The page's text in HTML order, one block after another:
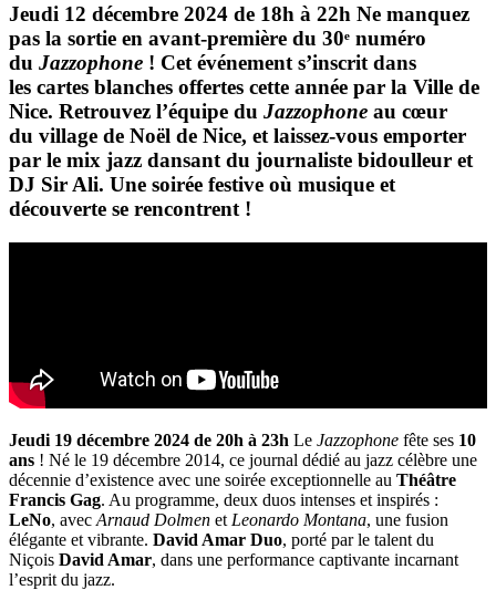
Jeudi 12 décembre 2024 de 18h à 22h Ne manquez
pas la sortie en avant-première du 30ᵉ numéro
du Jazzophone ! Cet événement s’inscrit dans
les cartes blanches offertes cette année par la Ville de
Nice. Retrouvez l’équipe du Jazzophone au cœur
du village de Noël de Nice, et laissez-vous emporter
par le mix jazz dansant du journaliste bidoulleur et
DJ Sir Ali. Une soirée festive où musique et
découverte se rencontrent !
Jeudi 19 décembre 2024 de 20h à 23h Le Jazzophone fête ses 10
ans ! Né le 19 décembre 2014, ce journal dédié au jazz célèbre une
décennie d’existence avec une soirée exceptionnelle au Théâtre
Francis Gag. Au programme, deux duos intenses et inspirés :
LeNo, avec Arnaud Dolmen et Leonardo Montana, une fusion
élégante et vibrante. David Amar Duo, porté par le talent du
Niçois David Amar, dans une performance captivante incarnant
l’esprit du jazz.